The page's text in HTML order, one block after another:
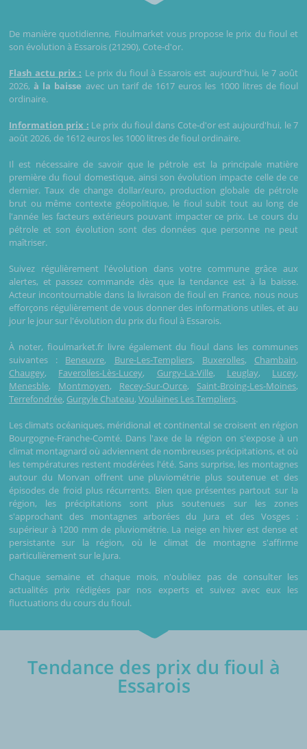
De manière quotidienne, Fioulmarket vous propose le prix du fioul et
son évolution à Essarois (21290), Cote-d'or.
Flash actu prix : Le prix du fioul à Essarois est aujourd'hui, le 7 août
2026,à la baisse avec un tarif de 1617 euros les 1000 litres de fioul
ordinaire.
Information prix : Le prix du fioul dans Cote-d'or est aujourd'hui, le 7
août 2026, de 1612 euros les 1000 litres de fioul ordinaire.
Il est nécessaire de savoir que le pétrole est la principale matière
première du fioul domestique, ainsi son évolution impacte celle de ce
dernier. Taux de change dollar/euro, production globale de pétrole
brut ou même contexte géopolitique, le fioul subit tout au long de
l'année les facteurs extérieurs pouvant impacter ce prix. Le cours du
pétrole et son évolution sont des données que personne ne peut
maîtriser.
Suivez régulièrement l'évolution dans votre commune grâce aux
alertes, et passez commande dès que la tendance est à la baisse.
Acteur incontournable dans la livraison de fioul en France, nous nous
efforçons régulièrement de vous donner des informations utiles, et au
jour le jour sur l'évolution du prix du fioul à Essarois.
À noter, fioulmarket.fr livre également du fioul dans les communes
suivantes : Beneuvre, Bure-Les-Templiers, Buxerolles, Chambain,
Chaugey, Faverolles-Lès-Lucey, Gurgy-La-Ville, Leuglay, Lucey,
Menesble, Montmoyen, Recey-Sur-Ource, Saint-Broing-Les-Moines,
Terrefondrée, Gurgyle Chateau, Voulaines Les Templiers.
Les climats océaniques, méridional et continental se croisent en région
Bourgogne-Franche-Comté. Dans l'axe de la région on s'expose à un
climat montagnard où adviennent de nombreuses précipitations, et où
les températures restent modérées l'été. Sans surprise, les montagnes
autour du Morvan offrent une pluviométrie plus soutenue et des
épisodes de froid plus récurrents. Bien que présentes partout sur la
région, les précipitations sont plus soutenues sur les zones
s'approchant des montagnes arborées du Jura et des Vosges :
supérieur à 1200 mm de pluviométrie. La neige en hiver est dense et
persistante sur la région, où le climat de montagne s'affirme
particulièrement sur le Jura.
Chaque semaine et chaque mois, n'oubliez pas de consulter les
actualités prix rédigées par nos experts et suivez avec eux les
fluctuations du cours du fioul.
Tendance des prix du fioul à
Essarois